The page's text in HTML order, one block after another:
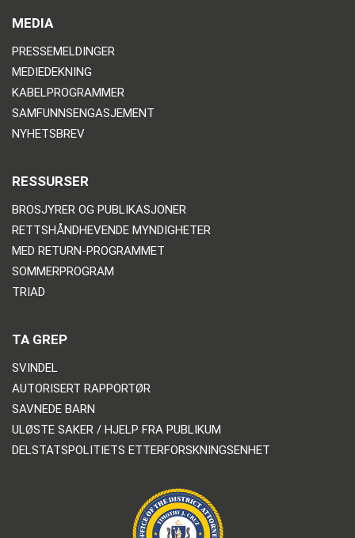
MEDIA
PRESSEMELDINGER
MEDIEDEKNING
KABELPROGRAMMER
SAMFUNNSENGASJEMENT
NYHETSBREV
RESSURSER
BROSJYRER OG PUBLIKASJONER
RETTSHÅNDHEVENDE MYNDIGHETER
MED RETURN-PROGRAMMET
SOMMERPROGRAM
TRIAD
TA GREP
SVINDEL
AUTORISERT RAPPORTØR
SAVNEDE BARN
ULØSTE SAKER / HJELP FRA PUBLIKUM
DELSTATSPOLITIETS ETTERFORSKNINGSENHET